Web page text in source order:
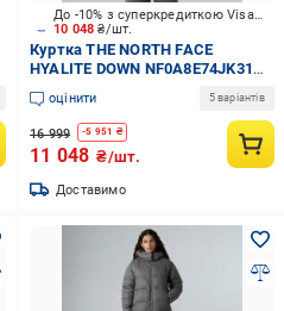
10 048₴/шт.
До -10% з суперкредиткою Visa Вигода
Куртка THE NORTH FACE
HYALITE DOWN NF0A8E74JK31
р.XL
оцінити 5 варіантів
16 999 -5 951 ₴
11 048 ₴/шт.
Доставимо